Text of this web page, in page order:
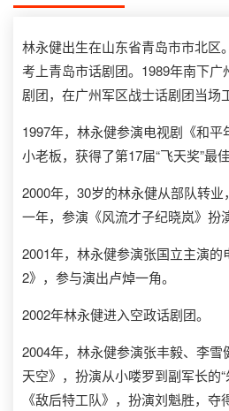
林永健出生在山东省青岛市市北区
考上青岛市话剧团。1989年南下
剧团，在广州军区战士话剧团当场
1997年，林永健参演电视剧《和
小老板，获得了第17届“飞天奖”最
2000年，30岁的林永健从部队转
一年，参演《风流才子纪晓岚》扮演
2001年，林永健参演张国立主演的
2》，参与演出卢焯一角。
2002年林永健进入空政话剧团。
2004年，林永健参演张丰毅、李
天空》，扮演从小喽罗到副军长的
《敌后特工队》，扮演刘魁胜，